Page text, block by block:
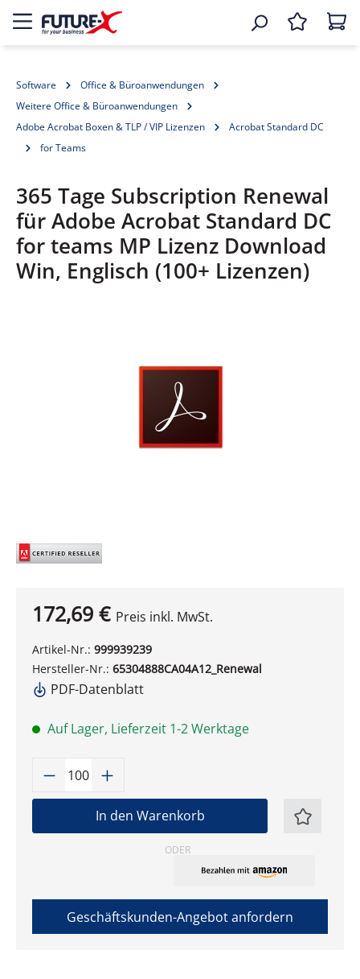
Software
Office & Büroanwendungen
Weitere Office & Büroanwendungen
Adobe Acrobat Boxen & TLP / VIP Lizenzen
Acrobat Standard DC
for Teams
365 Tage Subscription Renewal
für Adobe Acrobat Standard DC
for teams MP Lizenz Download
Win, Englisch (100+ Lizenzen)
172,69 € Preis inkl. MwSt.
Artikel-Nr.: 999939239
Hersteller-Nr.: 65304888CA04A12_Renewal
PDF-Datenblatt
Auf Lager, Lieferzeit 1-2 Werktage
Produkt Anzahl: Gib den
In den Warenkorb
ODER
Geschäftskunden-Angebot anfordern